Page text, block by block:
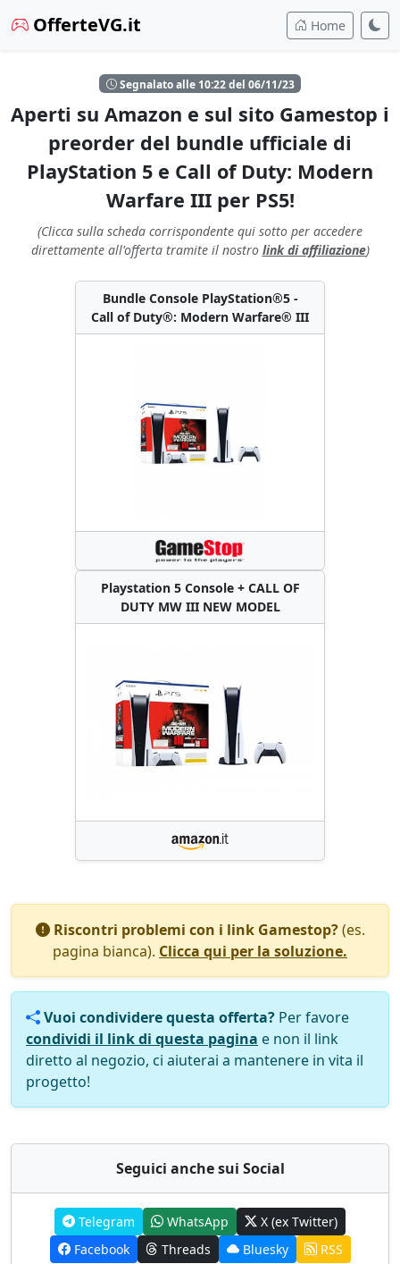
OfferteVG.it Home
Segnalato alle 10:22 del 06/11/23
Aperti su Amazon e sul sito Gamestop i
preorder del bundle ufficiale di
PlayStation 5 e Call of Duty: Modern
Warfare III per PS5!
(Clicca sulla scheda corrispondente qui sotto per accedere
direttamente all'offerta tramite il nostro link di affiliazione)
Bundle Console PlayStation®5 -
Call of Duty®: Modern Warfare® III
Playstation 5 Console + CALL OF
DUTY MW III NEW MODEL
Riscontri problemi con i link Gamestop?(es.
pagina bianca). Clicca qui per la soluzione.
Vuoi condividere questa offerta? Per favore
condividi il link di questa pagina e non il link
diretto al negozio, ci aiuterai a mantenere in vita il
progetto!
Seguici anche sui Social
Telegram WhatsApp
X (ex Twitter)
Facebook
Threads Bluesky RSS